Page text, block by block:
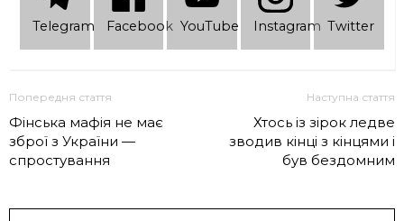
Telеgram Facebook YouTube Instagram Twitter
Попередня стаття
Фінська мафія не має
зброї з України —
спростування
Наступна стаття
Хтось із зірок ледве
зводив кінці з кінцями і
був бездомним